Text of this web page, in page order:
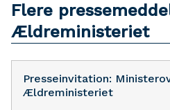
Flere
Ældreministeriet
Presseinvitation:
Ældreministeriet